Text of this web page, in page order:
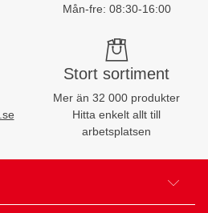
Mån-fre: 08:30-16:00
Stort sortiment
Mer än 32 000 produkter
Hitta enkelt allt till
arbetsplatsen